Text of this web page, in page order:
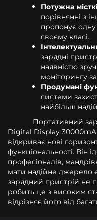
Потужна
порівнянні з
пропонує
своєму класі.
зарядні
наявністю
моніторингу
Продумані
системи
найбільш
Портативний
Digital Display
відкриває нові
функціональності. Він
професіоналів,
мати надійне джерело
зарядний пристрій не
робить це з високим
відрізняє його від